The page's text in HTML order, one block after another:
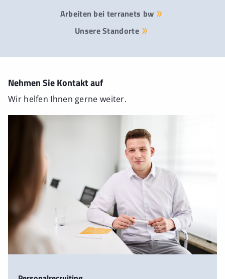
Arbeiten bei terranets bw
Unsere Standorte
Nehmen Sie Kontakt auf
Wir helfen Ihnen gerne weiter.